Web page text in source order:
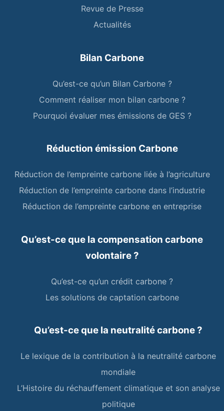
Revue de Presse
Actualités
Bilan Carbone
Qu’est-ce qu’un Bilan Carbone ?
Comment réaliser mon bilan carbone ?
Pourquoi évaluer mes émissions de GES ?
Réduction émission Carbone
Réduction de l’empreinte carbone liée à l’agriculture
Réduction de l’empreinte carbone dans l’industrie
Réduction de l’empreinte carbone en entreprise
Qu’est-ce que la compensation carbone
volontaire ?
Qu’est-ce qu’un crédit carbone ?
Les solutions de captation carbone
Qu’est-ce que la neutralité carbone ?
Le lexique de la contribution à la neutralité carbone
mondiale
L’Histoire du réchauffement climatique et son analyse
politique